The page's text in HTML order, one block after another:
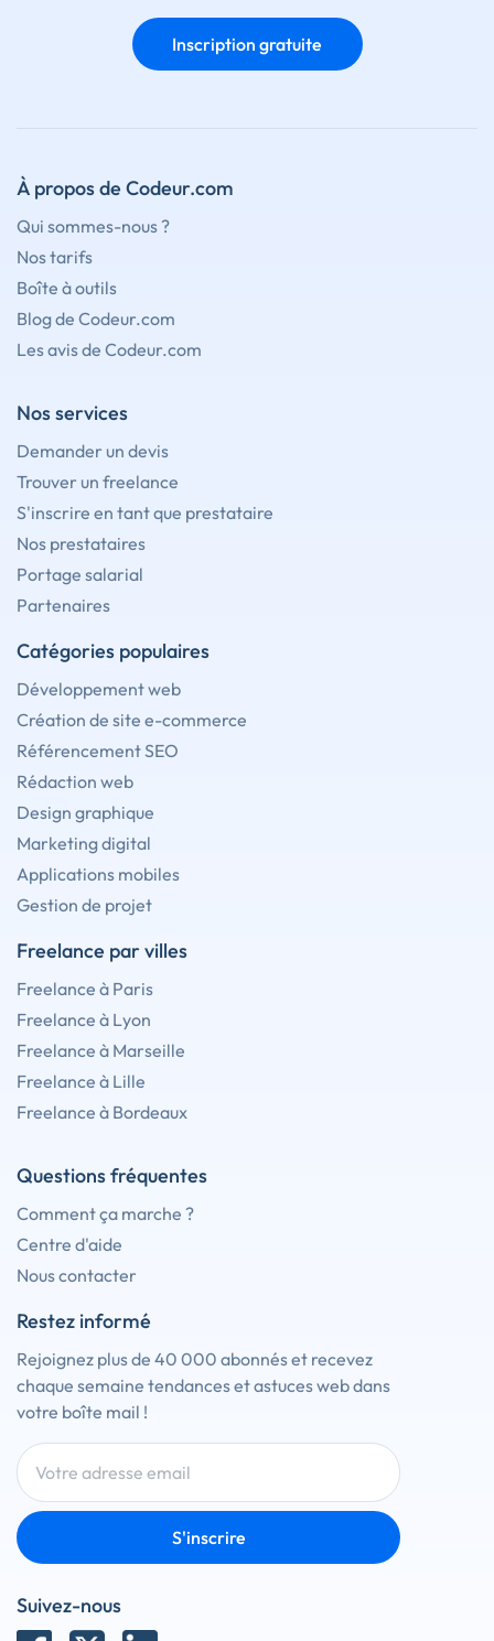
Inscription gratuite
À propos de Codeur.com
Qui sommes-nous ?
Nos tarifs
Boîte à outils
Blog de Codeur.com
Les avis de Codeur.com
Nos services
Demander un devis
Trouver un freelance
S'inscrire en tant que prestataire
Nos prestataires
Portage salarial
Partenaires
Catégories populaires
Développement web
Création de site e-commerce
Référencement SEO
Rédaction web
Design graphique
Marketing digital
Applications mobiles
Gestion de projet
Freelance par villes
Freelance à Paris
Freelance à Lyon
Freelance à Marseille
Freelance à Lille
Freelance à Bordeaux
Questions fréquentes
Comment ça marche ?
Centre d'aide
Nous contacter
Restez informé
Rejoignez plus de 40 000 abonnés et recevez
chaque semaine tendances et astuces web dans
votre boîte mail !
S'inscrire
Suivez-nous